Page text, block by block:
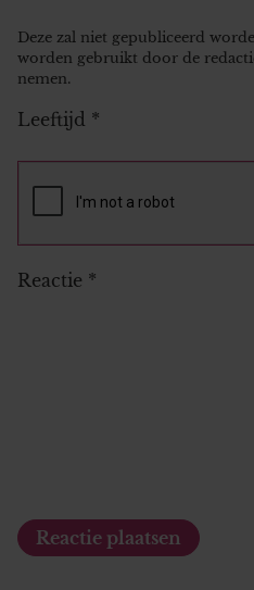
Deze zal niet gepubliceerd
worden gebruikt door de
nemen.
Leeftijd *
Reactie *